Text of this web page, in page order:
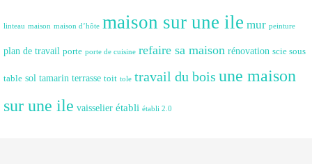
linteau maison maison d’hôte maison sur une ile mur peinture
plan de travail porte porte de cuisine refaire sa maison rénovation scie sous
table sol tamarin terrasse toit tole travail du bois une maison
sur une ile vaisselier établi établi 2.0